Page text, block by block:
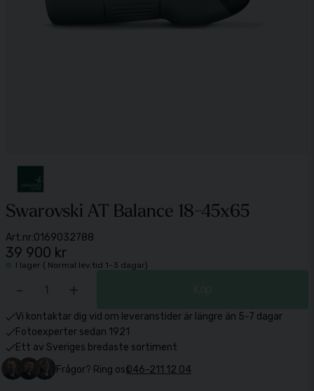
Swarovski AT Balance 18-45x65
Art.nr:0169032788
39 900 kr
I lager ( Normal lev.tid 1-3 dagar)
- +
Vi kontaktar dig vid om leveranstider är längre än 5-7 dagar
Fotoexperter sedan 1921
Ett av Sveriges bredaste sortiment
Frågor? Ring oss046-211 12 04